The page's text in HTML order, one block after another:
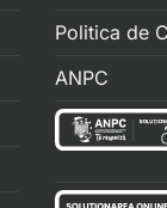
Politica de
ANPC